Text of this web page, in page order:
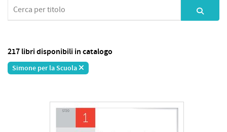
217 libri disponibili in catalogo
Simone per la Scuola